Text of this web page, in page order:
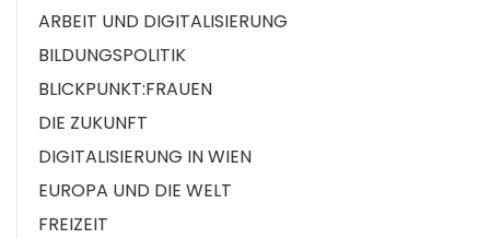
ARBEIT UND DIGITALISIERUNG
BILDUNGSPOLITIK
BLICKPUNKT:FRAUEN
DIE ZUKUNFT
DIGITALISIERUNG IN WIEN
EUROPA UND DIE WELT
FREIZEIT